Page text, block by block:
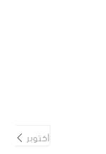
أكتوبر